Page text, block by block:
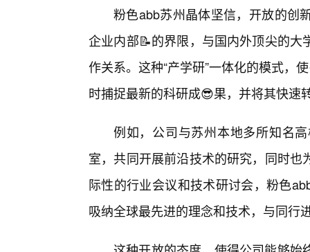
粉色abb苏州晶体坚信，开放的创
企业内部📝的界限，与国内外顶尖的
作关系。这种“产学研”一体化的模式，
时捕捉最新的科研成😎果，并将其快速
例如，公司与苏州本地多所知名
室，共同开展前沿技术的研究，同时
际性的行业会议和技术研讨会，粉色
吸纳全球最先进的理念和技术，与同行